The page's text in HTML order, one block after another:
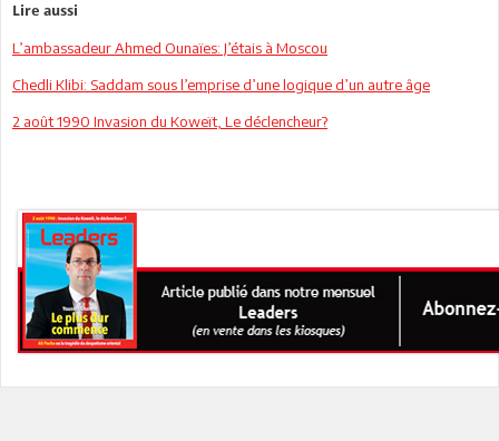
Lire aussi
L’ambassadeur Ahmed Ounaïes: J’étais à Moscou
Chedli Klibi: Saddam sous l’emprise d’une logique d’un autre âge
2 août 1990 Invasion du Koweït, Le déclencheur?